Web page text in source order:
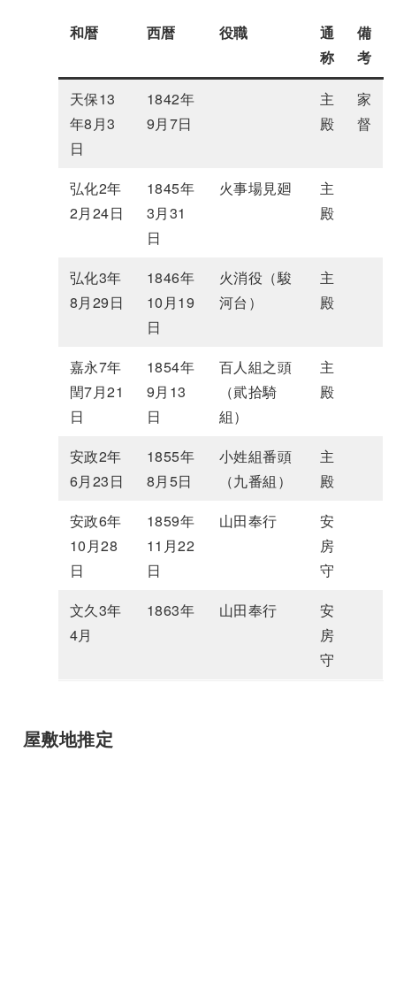
和暦 西暦 役職
通
称
備
考
天保13
年8月3
日
1842年
9月7日
主
殿
家
督
弘化2年
2月24日
1845年
3月31
日
火事場見廻
主
殿
弘化3年
8月29日
1846年
10月19
日
火消役（駿
河台）
主
殿
嘉永7年
閏7月21
日
1854年
9月13
日
百人組之頭
（貮拾騎
組）
主
殿
安政2年
6月23日
1855年
8月5日
小姓組番頭
（九番組）
主
殿
安政6年
10月28
日
1859年
11月22
日
山田奉行
安
房
守
文久3年
4月
1863年 山田奉行
安
房
守
屋敷地推定